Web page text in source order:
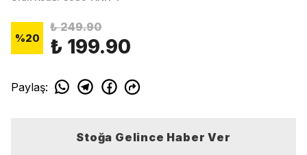
%20
₺ 249.90
₺ 199.90
Paylaş:
Stoğa Gelince Haber Ver